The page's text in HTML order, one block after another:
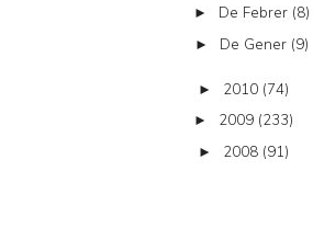
► De Febrer (8)
► De Gener (9)
► 2010 (74)
► 2009 (233)
► 2008 (91)